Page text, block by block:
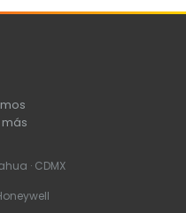
· CDMX